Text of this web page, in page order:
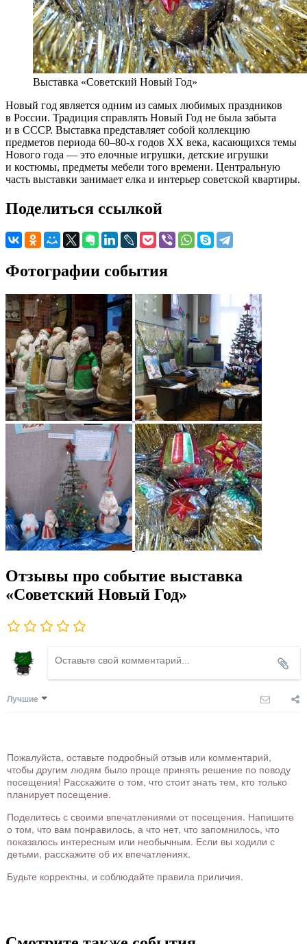
Выставка «Советский Новый Год»
Новый год является одним из самых любимых праздников
в России. Традиция справлять Новый Год не была забыта
и в СССР. Выставка представляет собой коллекцию
предметов периода 60–80-х годов ХХ века, касающихся темы
Нового года — это елочные игрушки, детские игрушки
и костюмы, предметы мебели того времени. Центральную
часть выставки занимает елка и интерьер советской квартиры.
Поделиться ссылкой
Фотографии события
Отзывы про событие выставка
«Советский Новый Год»
Лучшие
Пожалуйста, оставьте подробный отзыв или комментарий,
чтобы другим людям было проще принять решение по поводу
посещения! Расскажите о том, что стоит знать тем, кто только
планирует посещение.
Поделитесь с своими впечатлениями от посещения. Напишите
о том, что вам понравилось, а что нет, что запомнилось, что
показалось интересным или необычным. Если вы ходили с
детьми, расскажите об их впечатлениях.
Будьте корректны, и соблюдайте правила приличия.